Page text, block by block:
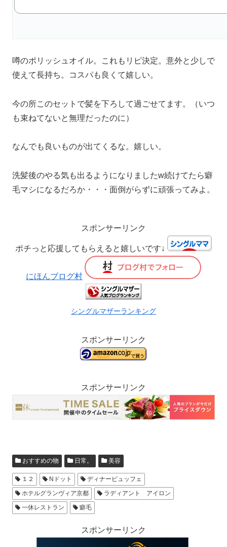
噂のポリッシュオイル。これもリピ決定。意外と少しで
使えて長持ち。コスパも良くて嬉しい。
今の所このセットで髪を下ろして過ごせてます。（いつ
も束ねてないと無理だったのに）
なんでも良いものが出てくるな。嬉しい。
洗髪後のやる気も出るようになりましたw続けてたら癖
毛マシになるだろか・・・面倒がらずに頑張ってみよ。
スポンサーリンク
ポチっと応援してもらえると嬉しいです↓
にほんブログ村
シングルマザーランキング
スポンサーリンク
スポンサーリンク
おすすめの物 日常。 美容
１２ Nドット
ディナービュッフェ
ホテルグランヴィア京都
ラディアント アイロン
一休レストラン
癖毛
スポンサーリンク